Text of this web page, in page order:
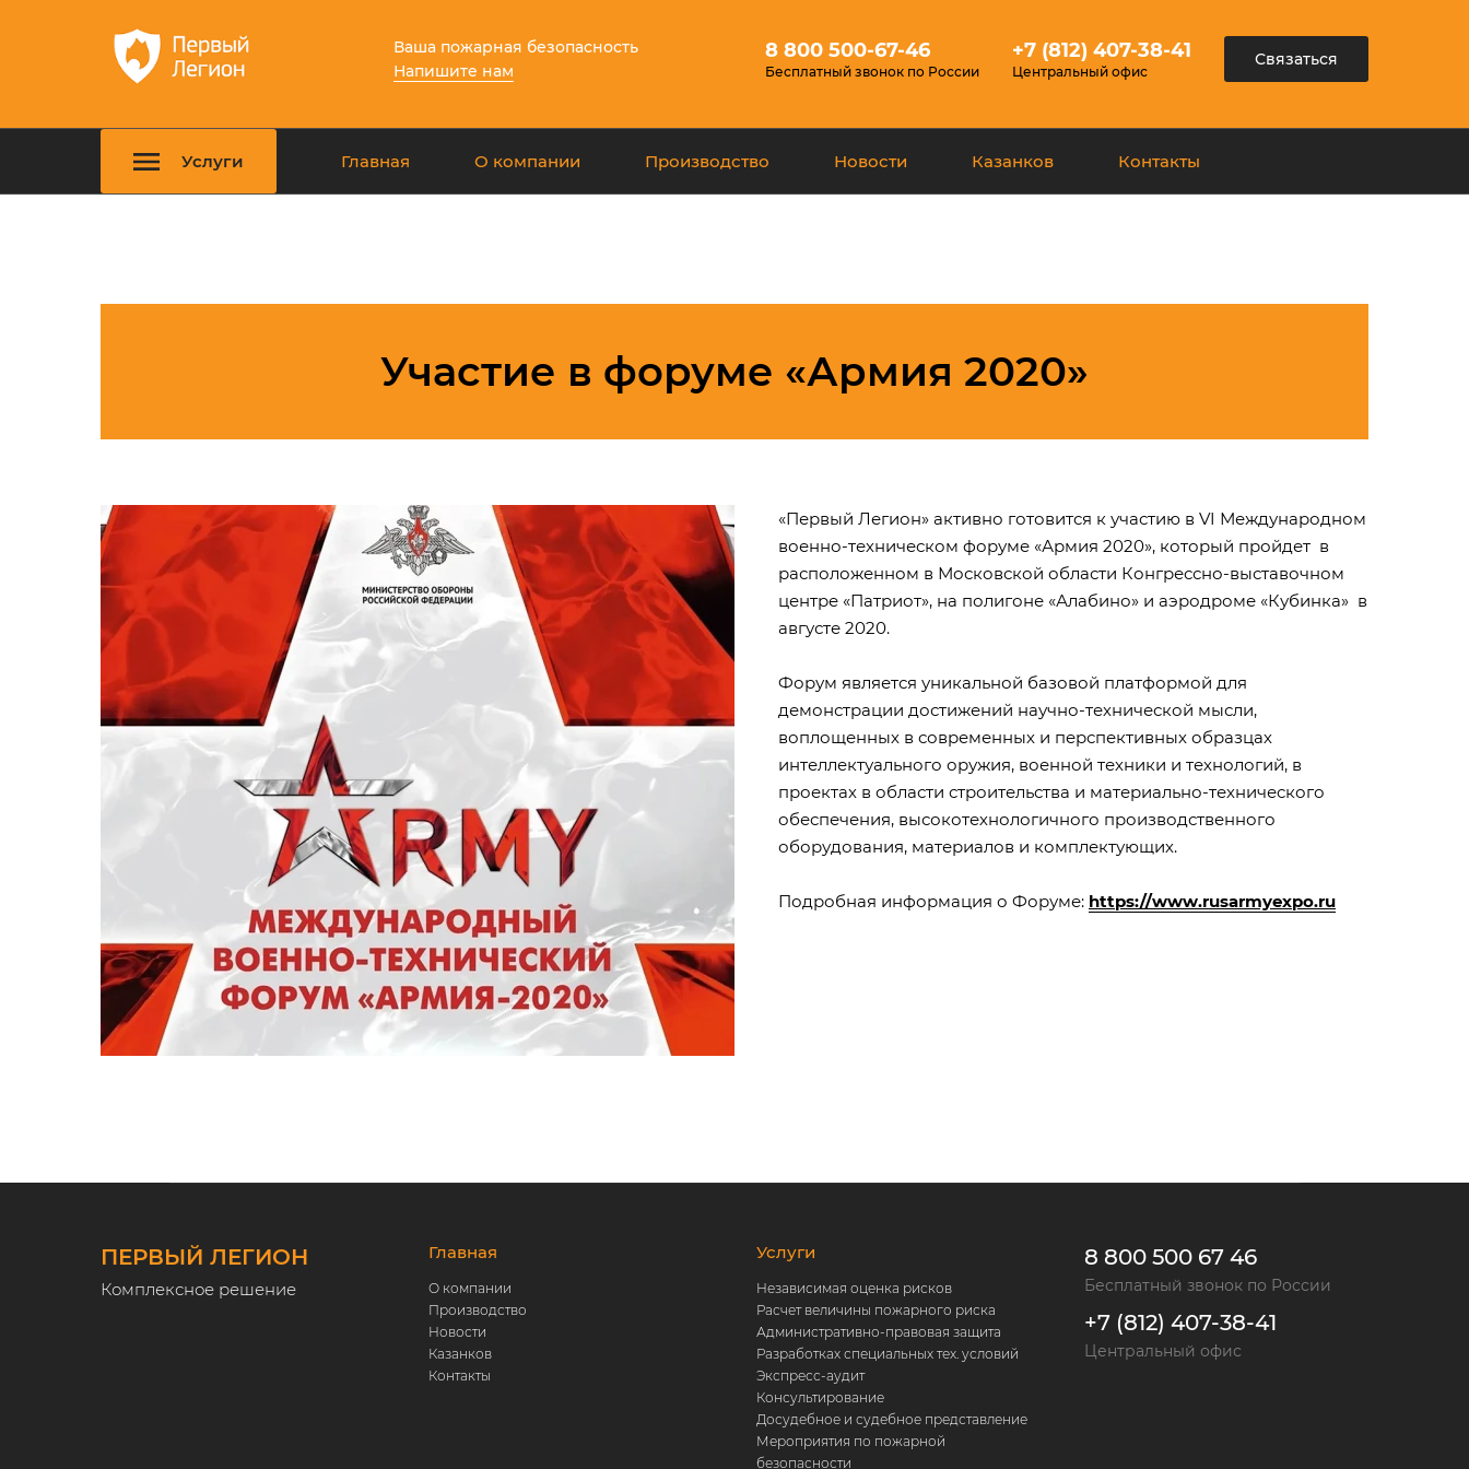
Ваша пожарная безопасность
Напишите нам
8 800 500-67-46
Бесплатный звонок по России
+7 (812) 407-38-41
Центральный офис
Связаться
Услуги Главная О компании Производство Новости Казанков Контакты
Участие в форуме «Армия 2020»
«Первый Легион» активно готовится к участию в VI Международном
военно-техническом форуме «Армия 2020», который пройдет в
расположенном в Московской области Конгрессно-выставочном
центре «Патриот», на полигоне «Алабино» и аэродроме «Кубинка» в
августе 2020.
Форум является уникальной базовой платформой для
демонстрации достижений научно-технической мысли,
воплощенных в современных и перспективных образцах
интеллектуального оружия, военной техники и технологий, в
проектах в области строительства и материально-технического
обеспечения, высокотехнологичного производственного
оборудования, материалов и комплектующих.
Подробная информация о Форуме: https://www.rusarmyexpo.ru
ПЕРВЫЙ ЛЕГИОН
Комплексное решение
Главная
О компании
Производство
Новости
Казанков
Контакты
Услуги
Независимая оценка рисков
Расчет величины пожарного риска
Административно-правовая защита
Разработках специальных тех. условий
Экспресс-аудит
Консультирование
Досудебное и судебное представление
Мероприятия по пожарной
безопасности
8 800 500 67 46
Бесплатный звонок по России
+7 (812) 407-38-41
Центральный офис